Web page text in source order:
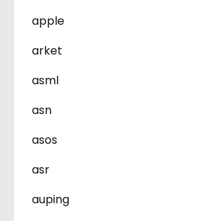
apple
arket
asml
asn
asos
asr
auping